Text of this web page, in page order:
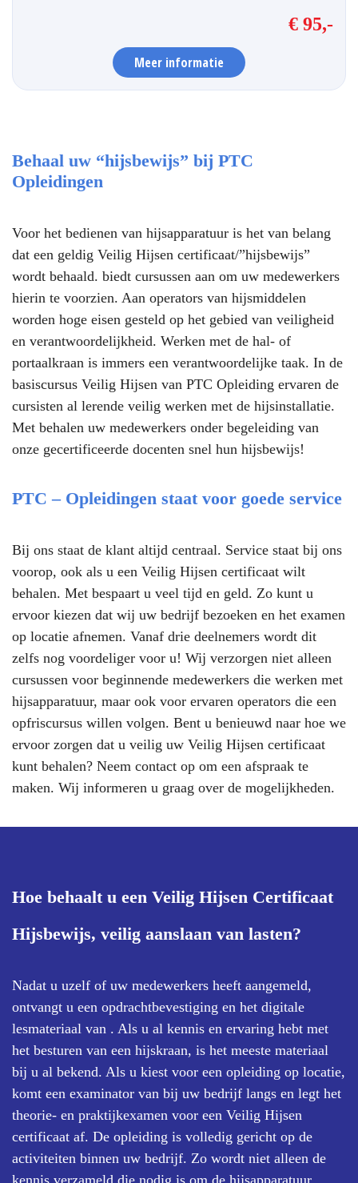
€ 95,-
Meer informatie
Behaal uw “hijsbewijs” bij PTC
Opleidingen
Voor het bedienen van hijsapparatuur is het van belang
dat een geldig Veilig Hijsen certificaat/”hijsbewijs”
wordt behaald. biedt cursussen aan om uw medewerkers
hierin te voorzien. Aan operators van hijsmiddelen
worden hoge eisen gesteld op het gebied van veiligheid
en verantwoordelijkheid. Werken met de hal- of
portaalkraan is immers een verantwoordelijke taak. In de
basiscursus Veilig Hijsen van PTC Opleiding ervaren de
cursisten al lerende veilig werken met de hijsinstallatie.
Met behalen uw medewerkers onder begeleiding van
onze gecertificeerde docenten snel hun hijsbewijs!
PTC – Opleidingen staat voor goede service
Bij ons staat de klant altijd centraal. Service staat bij ons
voorop, ook als u een Veilig Hijsen certificaat wilt
behalen. Met bespaart u veel tijd en geld. Zo kunt u
ervoor kiezen dat wij uw bedrijf bezoeken en het examen
op locatie afnemen. Vanaf drie deelnemers wordt dit
zelfs nog voordeliger voor u! Wij verzorgen niet alleen
cursussen voor beginnende medewerkers die werken met
hijsapparatuur, maar ook voor ervaren operators die een
opfriscursus willen volgen. Bent u benieuwd naar hoe we
ervoor zorgen dat u veilig uw Veilig Hijsen certificaat
kunt behalen? Neem contact op om een afspraak te
maken. Wij informeren u graag over de mogelijkheden.
Hoe behaalt u een Veilig Hijsen Certificaat
Hijsbewijs, veilig aanslaan van lasten?
Nadat u uzelf of uw medewerkers heeft aangemeld,
ontvangt u een opdrachtbevestiging en het digitale
lesmateriaal van . Als u al kennis en ervaring hebt met
het besturen van een hijskraan, is het meeste materiaal
bij u al bekend. Als u kiest voor een opleiding op locatie,
komt een examinator van bij uw bedrijf langs en legt het
theorie- en praktijkexamen voor een Veilig Hijsen
certificaat af. De opleiding is volledig gericht op de
activiteiten binnen uw bedrijf. Zo wordt niet alleen de
kennis verzameld die nodig is om de hijsapparatuur